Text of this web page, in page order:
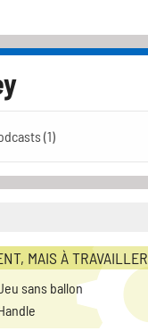
(1)
MAIS À TRAVAILLER
sans ballon